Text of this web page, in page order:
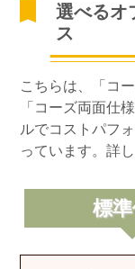
選べるオ
ス
こちらは、「コ
「コーズ両面仕
ルでコストパフ
っています。詳
標